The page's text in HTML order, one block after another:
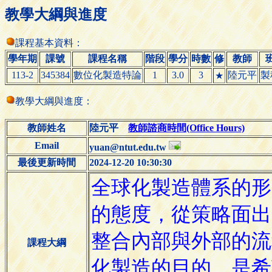
教學大綱與進度
課程基本資料：
學年期
課號 課程名稱 階段 學分 時數 修 教師
113-2
345384 數位化製造特論 1 3.0 3 ★ 陸元平 製
教學大綱與進度：
教師姓名 陸元平教師諮商時間(Office Hours)
Email
yuan@ntut.edu.tw
最後更新時間
2024-12-20 10:30:30
課程大綱